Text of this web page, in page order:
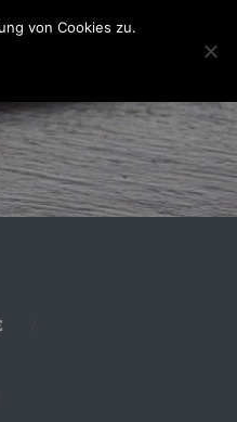
von Cookies zu.